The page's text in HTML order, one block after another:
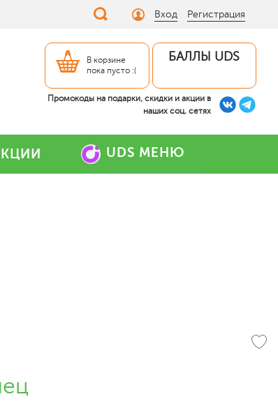
Вход Регистрация
В корзине
пока пусто :(
БАЛЛЫ UDS
Промокоды на подарки, скидки и акции в
наших соц. сетях
UDS МЕНЮ